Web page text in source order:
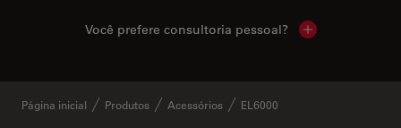
Você prefere consultoria pessoal? Show local
Página inicial Produtos Acessórios EL6000